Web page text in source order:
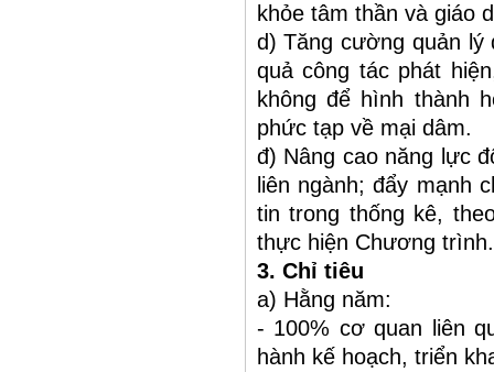
khỏe tâm thần và giáo
d) Tăng cường quản lý
quả công tác phát
không để hình thành
phức tạp về mại dâm.
đ) Nâng cao năng lực
liên ngành; đẩy mạnh
tin trong thống kê,
thực hiện Chương trình.
3. Chỉ tiêu
a) Hằng năm:
- 100% cơ quan liên
hành kế hoạch, triển